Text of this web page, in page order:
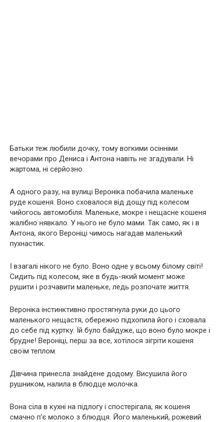
Батьки теж любили дочку, тому вогкими осінніми
вечорами про Дениса і Антона навіть не згадували. Ні
жартома, ні серйозно.
А одного разу, на вулиці Вероніка побачила маленьке
руде кошеня. Воно сховалося від дощу під колесом
чийогось автомобіля. Маленьке, мокре і нещасне кошеня
жалібно нявкало. У нього не було мами. Так само, як і в
Антона, якого Вероніці чимось нагадав маленький
пухнастик.
І взагалі нікого не було. Воно одне у всьому білому світі!
Сидить під колесом, яке в будь-який момент може
рушити і розчавити маленьке, ледь розпочате життя.
Вероніка інстинктивно простягнула руки до цього
маленького нещастя, обережно підхопила його і сховала
до себе під куртку. Їй було байдуже, що воно було мокре і
брудне! Вероніці, перш за все, хотілося зігріти кошеня
своїм теплом.
Дівчина принесла знайдене додому. Висушила його
рушником, налила в блюдце молочка.
Вона сіла в кухні на підлогу і спостерігала, як кошеня
смачно п’є молоко з блюдця. Його маленький, рожевий